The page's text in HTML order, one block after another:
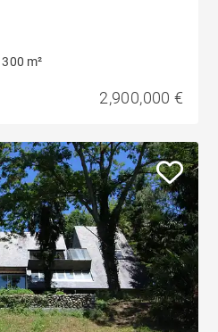
300 m²
2,900,000 €